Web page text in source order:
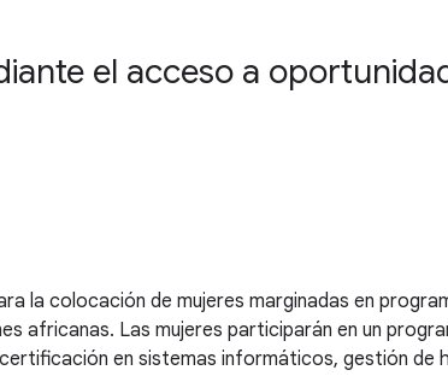
el acceso a
la colocación de mujeres marginadas en
africanas. Las mujeres participarán en un
en sistemas informáticos, gestión